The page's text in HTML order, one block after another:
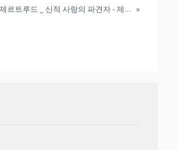
헬프타의 성녀 제르트루드 _ 신적 사랑의 파견자 - 제2권 제5장 사랑의 상처 »